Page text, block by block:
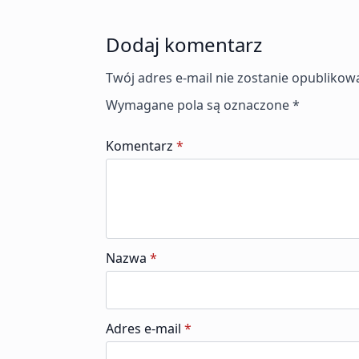
Dodaj komentarz
Twój adres e-mail nie zostanie
Wymagane pola są oznaczone*
Komentarz *
Nazwa *
Adres e-mail *